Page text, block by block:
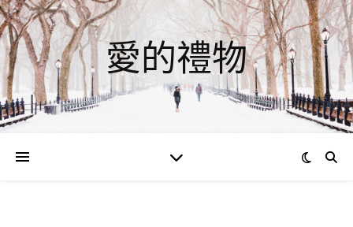
愛的禮物